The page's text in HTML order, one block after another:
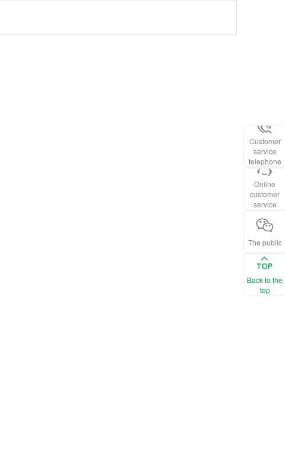
Customer
service
telephone
Online
customer
service
The public
Back to the
top